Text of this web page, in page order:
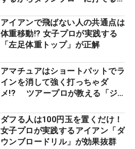
アイアンで飛ばない人の共通点は
体重移動!? 女子プロが実践する
「左足体重トップ」が正解
アマチュアはショートパットでラ
インを消して強く打っちゃダ
メ!? ツアープロが教える「ジ
減するワケ
ダフる人は100円玉を置くだけ！
女子プロが実践するアイアン「ダ
ウンブロードリル」が効果抜群